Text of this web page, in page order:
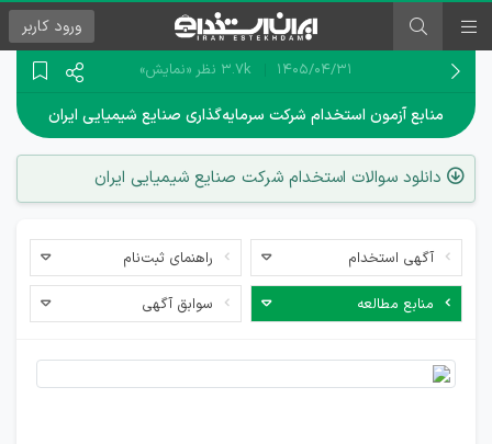
ورود کاربر
۱۴۰۵/۰۴/۳۱ 3.7k نظر «نمایش»
منابع آزمون استخدام شرکت سرمایه‌گذاری صنایع شیمیایی ایران
دانلود سوالات استخدام شرکت صنایع شیمیایی ایران
آگهی استخدام راهنمای ثبت‌نام
منابع مطالعه سوابق آگهی
منابع